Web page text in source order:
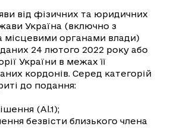
від фізичних та юридичних
Україна (включно з
місцевими органами влади)
24 лютого 2022 року або
України в межах її
кордонів. Серед категорій
до подання:
(Al.1);
безвісти близького члена